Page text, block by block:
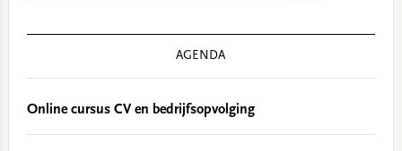
AGENDA
Online cursus CV en bedrijfsopvolging